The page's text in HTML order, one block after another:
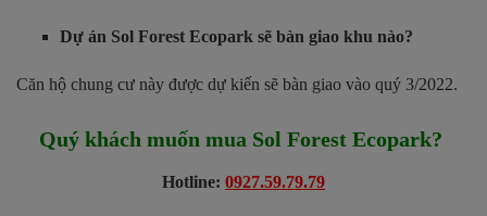
Dự án Sol Forest Ecopark sẽ bàn giao khu nào?
Căn hộ chung cư này được dự kiến sẽ bàn giao vào quý 3/2022.
Quý khách muốn mua Sol Forest Ecopark?
Hotline: 0927.59.79.79